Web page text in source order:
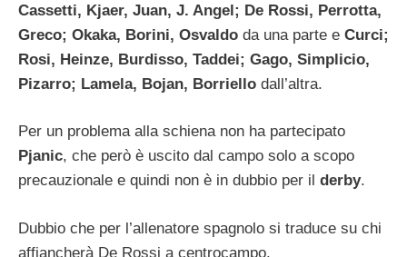
Cassetti, Kjaer, Juan, J. Angel; De Rossi, Perrotta,
Greco; Okaka, Borini, Osvaldo da una parte e Curci;
Rosi, Heinze, Burdisso, Taddei; Gago, Simplicio,
Pizarro; Lamela, Bojan, Borriello dall’altra.
Per un problema alla schiena non ha partecipato
Pjanic, che però è uscito dal campo solo a scopo
precauzionale e quindi non è in dubbio per il derby.
Dubbio che per l’allenatore spagnolo si traduce su chi
affiancherà De Rossi a centrocampo.